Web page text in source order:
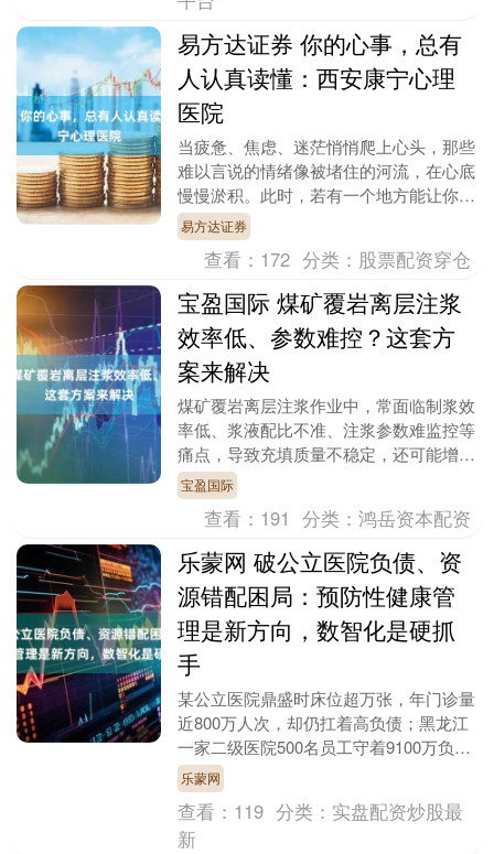
易方达证券 你的心事，总有
人认真读懂：西安康宁心理
医院
当疲惫、焦虑、迷茫悄悄爬上心头，那些
难以言说的情绪像被堵住的河流，在心底
慢慢淤积。此时，若有一个地方能让你卸
下防备，让心声被温柔接住，便是心灵的
慰藉。西安康宁心....
易方达证券
查看： 172 分类： 股票配资穿仓
宝盈国际 煤矿覆岩离层注浆
效率低、参数难控？这套方
案来解决
煤矿覆岩离层注浆作业中，常面临制浆效
率低、浆液配比不准、注浆参数难监控等
痛点，导致充填质量不稳定，还可能增加
人工成本。而煤矿覆岩离层注浆充填方
案，通过清晰的工艺....
宝盈国际
查看： 191 分类：鸿岳资本配资
乐蒙网 破公立医院负债、资
源错配困局：预防性健康管
理是新方向，数智化是硬抓
手
某公立医院鼎盛时床位超万张，年门诊量
近800万人次，却仍扛着高负债；黑龙江
一家二级医院500名员工守着9100万负
债，年收入不足1亿；惠州龙门县曾因医
疗资源碎片....
乐蒙网
查看： 119 分类： 实盘配资炒股最
新